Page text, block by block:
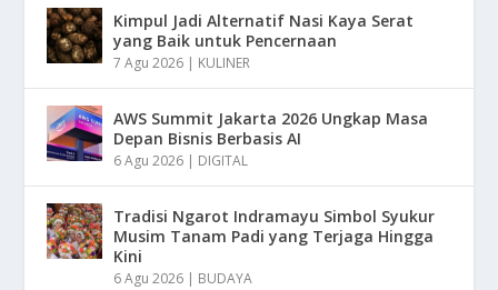
Kimpul Jadi Alternatif Nasi Kaya Serat
yang Baik untuk Pencernaan
7 Agu 2026 | KULINER
AWS Summit Jakarta 2026 Ungkap Masa
Depan Bisnis Berbasis AI
6 Agu 2026 | DIGITAL
Tradisi Ngarot Indramayu Simbol Syukur
Musim Tanam Padi yang Terjaga Hingga
Kini
6 Agu 2026 | BUDAYA